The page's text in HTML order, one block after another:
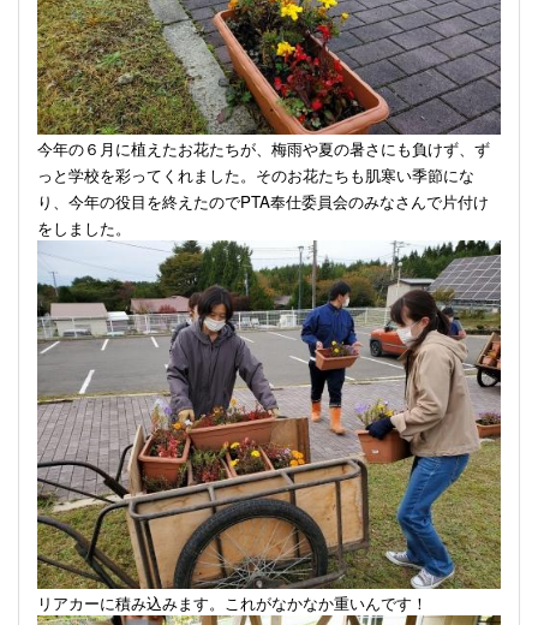
今年の６月に植えたお花たちが、梅雨や夏の暑さにも負けず、ず
っと学校を彩ってくれました。そのお花たちも肌寒い季節にな
り、今年の役目を終えたのでPTA奉仕委員会のみなさんで片付け
をしました。
リアカーに積み込みます。これがなかなか重いんです！